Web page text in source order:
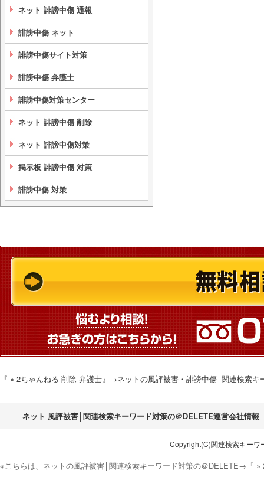
ネット 誹謗中傷 通報
誹謗中傷 ネット
誹謗中傷サイト対策
誹謗中傷 弁護士
誹謗中傷対策センター
ネット 誹謗中傷 削除
ネット 誹謗中傷対策
掲示板 誹謗中傷 対策
誹謗中傷 対策
『 » 2ちゃんねる 削除 弁護士』→ネットの風評被害・誹謗中傷│関連検索
ネット 風評被害│関連検索キーワード対策の＠DELETE運営会社情報
Copyright(C)関連検索キーワ
※こちらは、ネットの風評被害│関連検索キーワード対策の＠DELETE→『